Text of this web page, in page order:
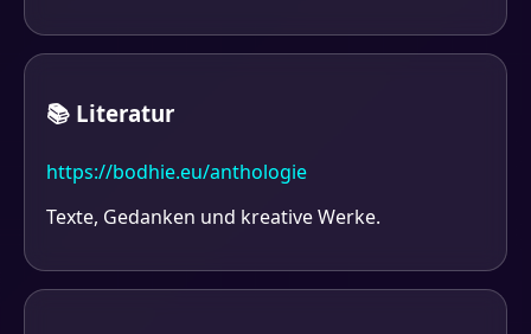
📚 Literatur
https://bodhie.eu/anthologie
Texte, Gedanken und kreative Werke.